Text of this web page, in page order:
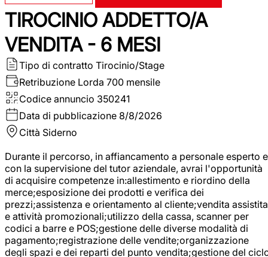
TIROCINIO ADDETTO/A
VENDITA - 6 MESI
Tipo di contratto Tirocinio/Stage
Retribuzione Lorda 700 mensile
Codice annuncio 350241
Data di pubblicazione 8/8/2026
Città Siderno
Durante il percorso, in affiancamento a personale esperto e
con la supervisione del tutor aziendale, avrai l'opportunità
di acquisire competenze in:allestimento e riordino della
merce;esposizione dei prodotti e verifica dei
prezzi;assistenza e orientamento al cliente;vendita assistita
e attività promozionali;utilizzo della cassa, scanner per
codici a barre e POS;gestione delle diverse modalità di
pagamento;registrazione delle vendite;organizzazione
degli spazi e dei reparti del punto vendita;gestione del